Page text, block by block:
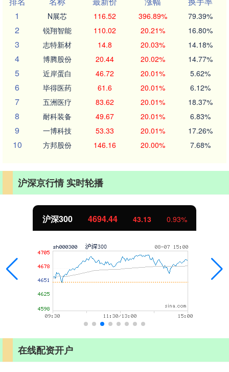
1
N展芯 116.52 396.89% 79.39%
2 锐翔智能 110.02 20.21% 16.80%
3 志特新材 14.8 20.03% 14.18%
4 博腾股份 20.44 20.02% 14.77%
5 近岸蛋白 46.72 20.01% 5.62%
6 毕得医药 61.6 20.01% 6.12%
7 五洲医疗 83.62 20.01% 18.37%
8 耐科装备 49.67 20.01% 6.83%
9 一博科技 53.33 20.01% 17.26%
10 方邦股份 146.16 20.00% 7.68%
沪深京行情 实时轮播
北证50 1134.24 11.37 1.01%
在线配资开户